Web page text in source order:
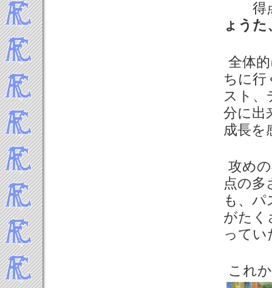
得
ょう
全体
ちに行
スト、
分に出
成長を
攻め
点の多
も、
がたく
ってい
これ